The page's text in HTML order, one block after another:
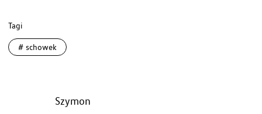
Tagi
# schowek
Szymon